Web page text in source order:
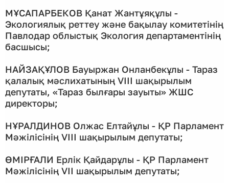
МҰСАПАРБЕКОВ Қанат Жантұяқұлы -
Экологиялық реттеу және бақылау комитетінің
Павлодар облыстық Экология департаментінің
басшысы;
НАЙЗАҚҰЛОВ Бауыржан Онланбекұлы - Тараз
қалалық мәслихатының VIII шақырылым
депутаты, «Тараз былғары зауыты» ЖШС
директоры;
НҰРАЛДИНОВ Олжас Елтайұлы - ҚР Парламент
Мәжілісінің VIII шақырылым депутаты;
ӨМІРҒАЛИ Ерлік Қайдарұлы - ҚР Парламент
Мәжілісінің VII шақырылым депутаты;